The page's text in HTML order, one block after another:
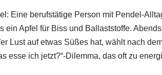
Eine berufstätige Person mit Pendel-
ein Apfel für Biss und Ballaststoffe.
Lust auf etwas Süßes hat, wählt nach
esse ich jetzt?“-Dilemma, das oft zu